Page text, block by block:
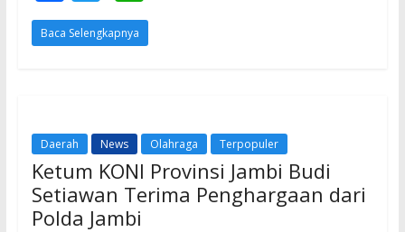
ac
e
o
k
w
itt
h
at
p
p
Baca Selengkapnya
Daerah News Olahraga Terpopuler
Ketum KONI Provinsi Jambi Budi
Setiawan Terima Penghargaan dari
Polda Jambi